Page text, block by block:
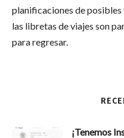
planificaciones de posibles
las libretas de viajes son
para regresar.
¡Tenemos